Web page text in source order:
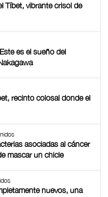
Tíbet, vibrante crisol de
es el sueño del
recinto colosal donde el
asociadas al cáncer
mascar un chicle
nuevos, una